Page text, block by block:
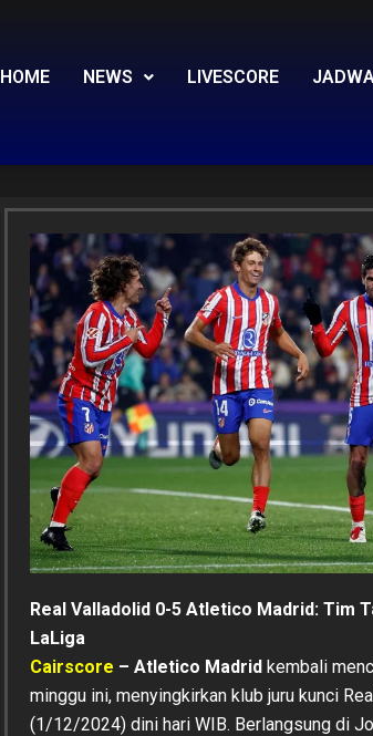
HOME NEWS LIVESCORE
Real Valladolid 0-5 Atletico Madrid: Tim
LaLiga
Cairscore – Atletico Madrid kembali
minggu ini, menyingkirkan klub juru kunci
(1/12/2024) dini hari WIB. Berlangsung di